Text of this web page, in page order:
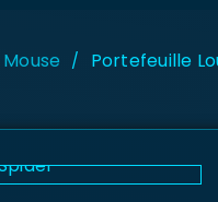
/ Portefeuille